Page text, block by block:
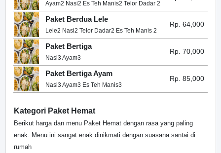
Ayam2 Nasi2 Es Teh Manis2 Telor Dadar 2
Paket Berdua Lele
Lele2 Nasi2 Telor Dadar2 Es Teh Manis 2
Rp. 64,000
Paket Bertiga
Nasi3 Ayam3
Rp. 70,000
Paket Bertiga Ayam
Nasi3 Ayam3 Es Teh Manis3
Rp. 85,000
Kategori Paket Hemat
Berikut harga dan menu Paket Hemat dengan rasa yang paling
enak. Menu ini sangat enak dinikmati dengan suasana santai di
rumah